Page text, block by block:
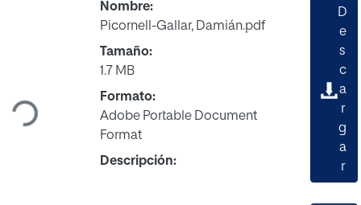
Cargando...
Nombre:
Picornell-Gallar, Damián.pdf
Tamaño:
1.7 MB
Formato:
Adobe Portable Document
Format
Descripción:
D
e
s
c
a
r
g
a
r